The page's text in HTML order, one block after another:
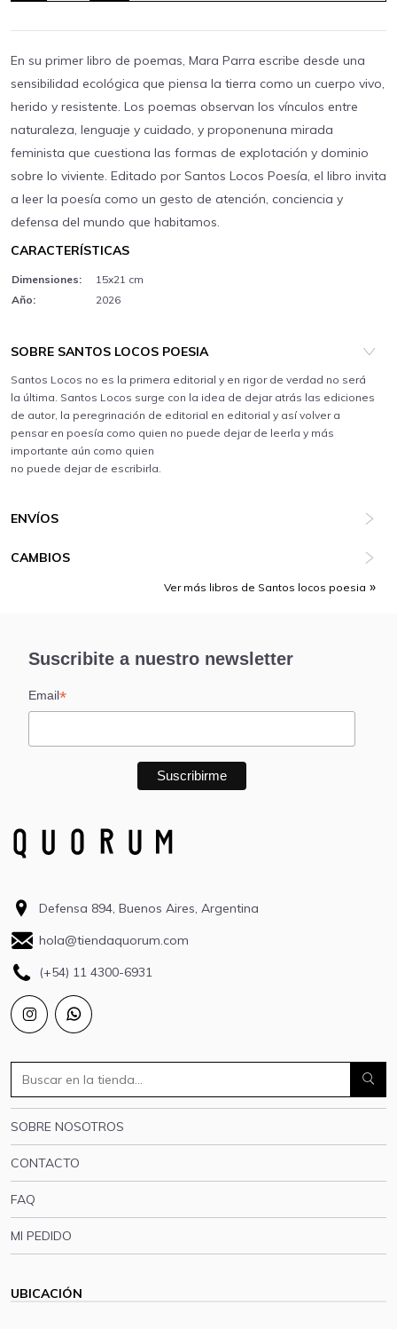
En su primer libro de poemas, Mara Parra escribe desde una
sensibilidad ecológica que piensa la tierra como un cuerpo vivo,
herido y resistente. Los poemas observan los vínculos entre
naturaleza, lenguaje y cuidado, y proponenuna mirada
feminista que cuestiona las formas de explotación y dominio
sobre lo viviente. Editado por Santos Locos Poesía, el libro invita
a leer la poesía como un gesto de atención, conciencia y
defensa del mundo que habitamos.
CARACTERÍSTICAS
Dimensiones:
15x21 cm
Año:
2026
SOBRE SANTOS LOCOS POESIA
Santos Locos no es la primera editorial y en rigor de verdad no será
la última. Santos Locos surge con la idea de dejar atrás las ediciones
de autor, la peregrinación de editorial en editorial y así volver a
pensar en poesía como quien no puede dejar de leerla y más
importante aún como quien
no puede dejar de escribirla.
ENVÍOS
CAMBIOS
Ver más libros de Santos locos poesia
Suscribite a nuestro newsletter
Email*
Defensa 894, Buenos Aires, Argentina
hola@tiendaquorum.com
(+54) 11 4300-6931
SOBRE NOSOTROS
CONTACTO
FAQ
MI PEDIDO
UBICACIÓN